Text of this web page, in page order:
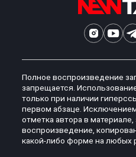
Полное воспроизведение
запрещается.
только при наличии
первом абзаце.
отметка автора в
воспроизведение,
какой-либо форме на любых